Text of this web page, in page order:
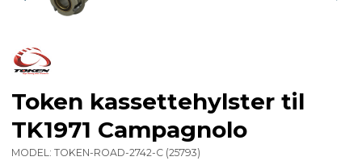
Token kassettehylster til
TK1971 Campagnolo
MODEL: TOKEN-ROAD-2742-C (25793)